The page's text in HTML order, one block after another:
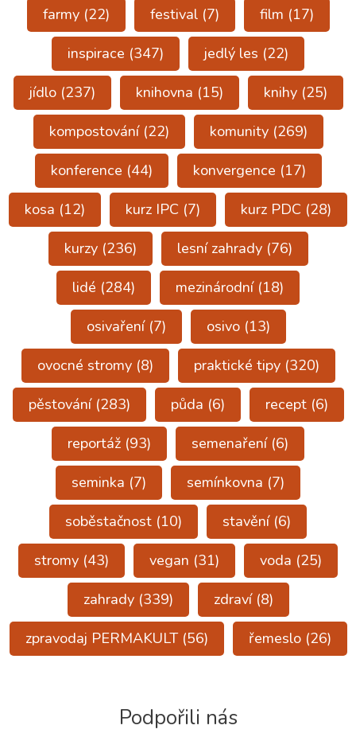
farmy(22) festival(7) film (17)
inspirace (347) jedlý les (22)
jídlo(237) knihovna (15) knihy(25)
kompostování(22) komunity(269)
konference (44) konvergence (17)
kosa (12) kurz IPC (7) kurz PDC (28)
kurzy(236) lesní zahrady(76)
lidé (284) mezinárodní(18)
osivaření(7) osivo(13)
ovocné stromy(8) praktické tipy(320)
pěstování(283) půda (6) recept(6)
reportáž (93) semenaření(6)
seminka (7) semínkovna (7)
soběstačnost (10) stavění(6)
stromy (43) vegan (31) voda (25)
zahrady(339) zdraví(8)
zpravodaj PERMAKULT(56) řemeslo(26)
Podpořili nás